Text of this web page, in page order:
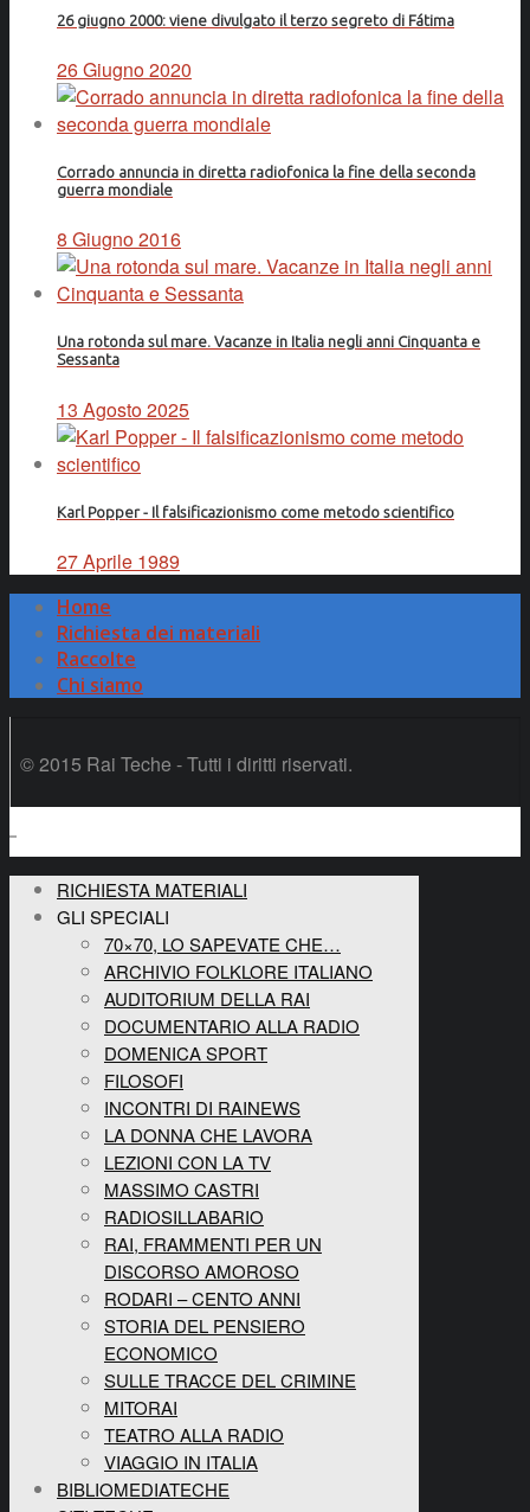
26 giugno 2000: viene divulgato il terzo segreto di Fátima
26 Giugno 2020
Corrado annuncia in diretta radiofonica la fine della seconda
guerra mondiale
8 Giugno 2016
Una rotonda sul mare. Vacanze in Italia negli anni Cinquanta e
Sessanta
13 Agosto 2025
Karl Popper - Il falsificazionismo come metodo scientifico
27 Aprile 1989
Home
Richiesta dei materiali
Raccolte
Chi siamo
© 2015 Rai Teche - Tutti i diritti riservati.
RICHIESTA MATERIALI
GLI SPECIALI
70×70, LO SAPEVATE CHE…
ARCHIVIO FOLKLORE ITALIANO
AUDITORIUM DELLA RAI
DOCUMENTARIO ALLA RADIO
DOMENICA SPORT
FILOSOFI
INCONTRI DI RAINEWS
LA DONNA CHE LAVORA
LEZIONI CON LA TV
MASSIMO CASTRI
RADIOSILLABARIO
RAI, FRAMMENTI PER UN
DISCORSO AMOROSO
RODARI – CENTO ANNI
STORIA DEL PENSIERO
ECONOMICO
SULLE TRACCE DEL CRIMINE
MITORAI
TEATRO ALLA RADIO
VIAGGIO IN ITALIA
BIBLIOMEDIATECHE